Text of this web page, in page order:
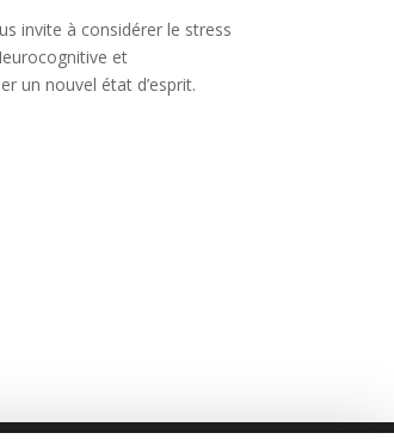
invite à considérer le stress
et
un nouvel état d’esprit.